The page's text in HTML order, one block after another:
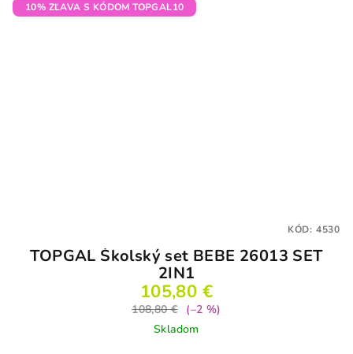
10% ZĽAVA S KÓDOM TOPGAL10
TOPGAL Školský set BEBE 26013 SET
2IN1
105,80 €
108,80 €
(–2 %)
Skladom
KÓD: 4530